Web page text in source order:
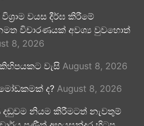
වයස දීර්ඝ කිරීමේ
විචාරණයක් අවශ්‍ය වුවහොත්
8, 2026
වැසි August 8, 2026
ද? August 8, 2026
දඬුවම නියම කිරීමටත් නැවතුම්